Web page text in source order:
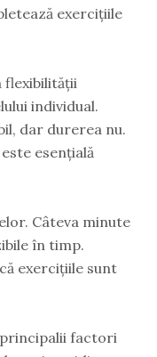
exercițiile
flexibilității
individual.
dar durerea nu.
esențială
Câteva minute
în timp.
exercițiile sunt
factori